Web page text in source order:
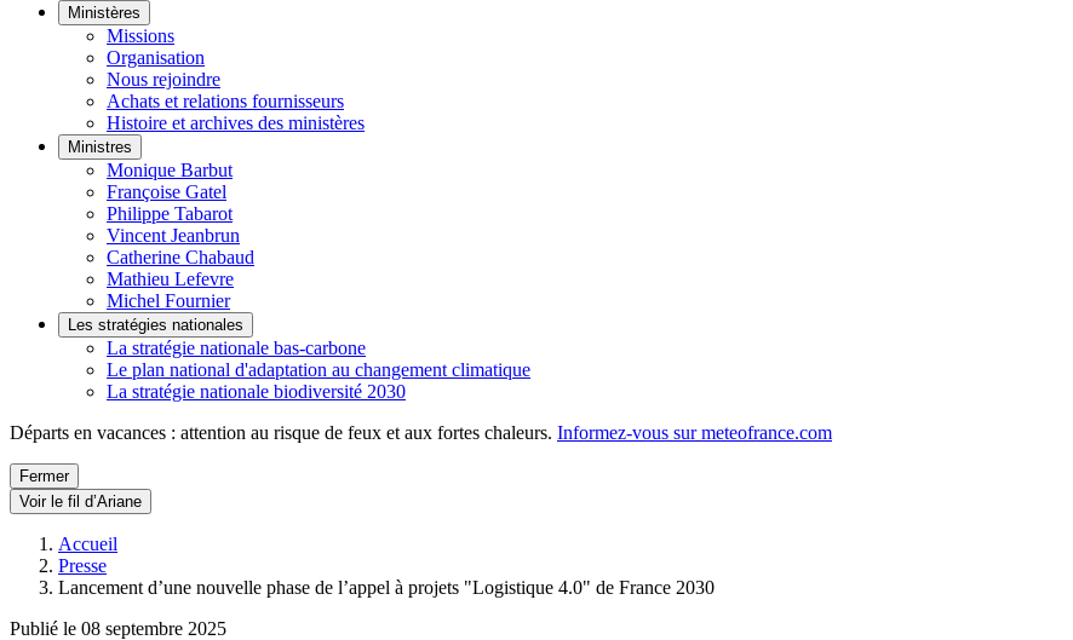
Ministères
Missions
Organisation
Nous rejoindre
Achats et relations fournisseurs
Histoire et archives des ministères
Ministres
Monique Barbut
Françoise Gatel
Philippe Tabarot
Vincent Jeanbrun
Catherine Chabaud
Mathieu Lefevre
Michel Fournier
Les stratégies nationales
La stratégie nationale bas-carbone
Le plan national d'adaptation au changement climatique
La stratégie nationale biodiversité 2030
Départs en vacances : attention au risque de feux et aux fortes chaleurs. Informez-vous sur meteofrance.com
Fermer
Voir le fil d’Ariane
Accueil
Presse
Lancement d’une nouvelle phase de l’appel à projets "Logistique 4.0" de France 2030
Publié le 08 septembre 2025